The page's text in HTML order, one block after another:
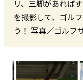
リ、三脚があれば
を撮影して、ゴル
う！ 写真／ゴルフ